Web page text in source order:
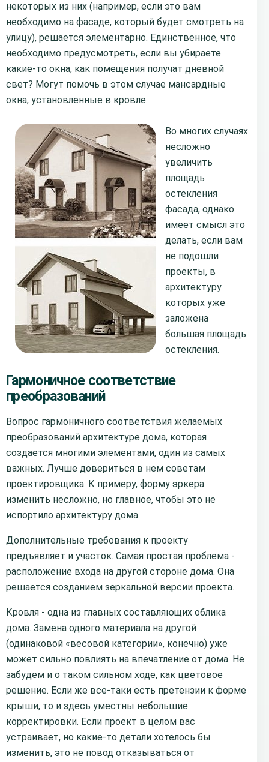
некоторых из них (например, если это вам
необходимо на фасаде, который будет смотреть на
улицу), решается элементарно. Единственное, что
необходимо предусмотреть, если вы убираете
какие-то окна, как помещения получат дневной
свет? Могут помочь в этом случае мансардные
окна, установленные в кровле.
Во многих случаях
несложно
увеличить
площадь
остекления
фасада, однако
имеет смысл это
делать, если вам
не подошли
проекты, в
архитектуру
которых уже
заложена
большая площадь
остекления.
Гармоничное соответствие
преобразований
Вопрос гармоничного соответствия желаемых
преобразований архитектуре дома, которая
создается многими элементами, один из самых
важных. Лучше довериться в нем советам
проектировщика. К примеру, форму эркера
изменить несложно, но главное, чтобы это не
испортило архитектуру дома.
Дополнительные требования к проекту
предъявляет и участок. Самая простая проблема -
расположение входа на другой стороне дома. Она
решается созданием зеркальной версии проекта.
Кровля - одна из главных составляющих облика
дома. Замена одного материала на другой
(одинаковой «весовой категории», конечно) уже
может сильно повлиять на впечатление от дома. Не
забудем и о таком сильном ходе, как цветовое
решение. Если же все-таки есть претензии к форме
крыши, то и здесь уместны небольшие
корректировки. Если проект в целом вас
устраивает, но какие-то детали хотелось бы
изменить, это не повод отказываться от